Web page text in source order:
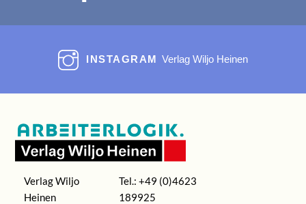
INSTAGRAM Verlag Wiljo Heinen
Verlag Wiljo
Heinen
Tel.: +49 (0)4623
189925